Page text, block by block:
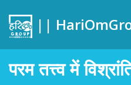
||
परम तत्त्व में